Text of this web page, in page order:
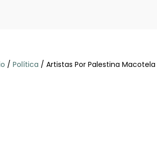
/ Política / Artistas Por Palestina Macotela